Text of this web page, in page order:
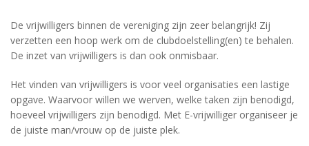
De vrijwilligers binnen de vereniging zijn zeer belangrijk! Zij
verzetten een hoop werk om de clubdoelstelling(en) te behalen.
De inzet van vrijwilligers is dan ook onmisbaar.
Het vinden van vrijwilligers is voor veel organisaties een lastige
opgave. Waarvoor willen we werven, welke taken zijn benodigd,
hoeveel vrijwilligers zijn benodigd. Met E-vrijwilliger organiseer je
de juiste man/vrouw op de juiste plek.